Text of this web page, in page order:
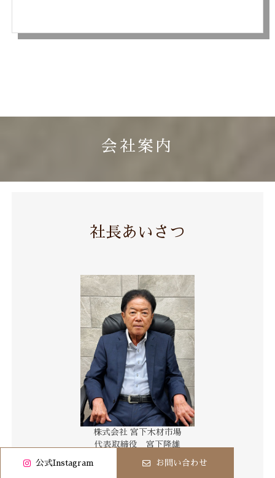
会社案内
社長あいさつ
株式会社 宮下木材市場
代表取締役 宮下隆雄
（鹿児島相互信用金庫 谷山北支店 総代）
公式Instagram お問い合わせ